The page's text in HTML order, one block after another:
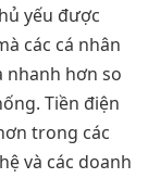
yếu được
các cá nhân
hơn so
Tiền điện
trong các
và các doanh